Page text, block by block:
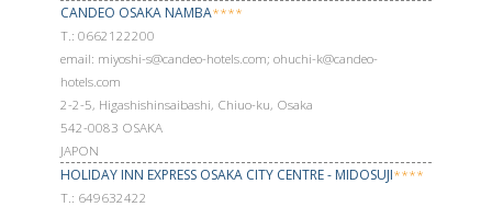
CANDEO OSAKA NAMBA****
Т.: 0662122200
email: miyoshi-s@candeo-hotels.com; ohuchi-k@candeo-
hotels.com
2-2-5, Higashishinsaibashi, Chiuo-ku, Osaka
542-0083 OSAKA
JAPON
HOLIDAY INN EXPRESS OSAKA CITY CENTRE - MIDOSUJI****
Т.: 649632422